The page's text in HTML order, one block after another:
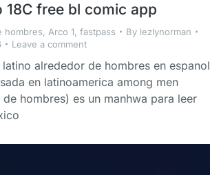
18C free bl comic app
hombres, Arco 1, fastpass By lezlynorman
Leave a comment
alrededor de hombres en espanol
en latinoamerica among men
hombres) es un manhwa para leer